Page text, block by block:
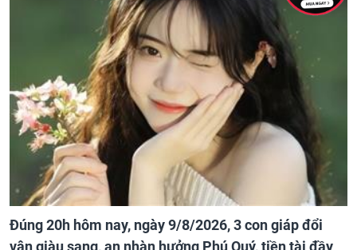
Đúng 20h hôm nay, ngày 9/8/2026, 3 con giáp đổi
vận giàu sang, an nhàn hưởng Phú Quý, tiền tài đầy